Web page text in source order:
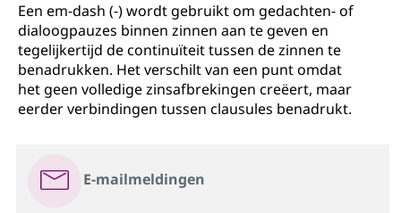
Een em-dash (-) wordt gebruikt om gedachten- of
dialoogpauzes binnen zinnen aan te geven en
tegelijkertijd de continuïteit tussen de zinnen te
benadrukken. Het verschilt van een punt omdat
het geen volledige zinsafbrekingen creëert, maar
eerder verbindingen tussen clausules benadrukt.
E-mailmeldingen